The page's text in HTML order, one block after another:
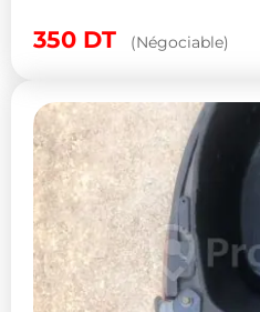
350 DT (Négociable)